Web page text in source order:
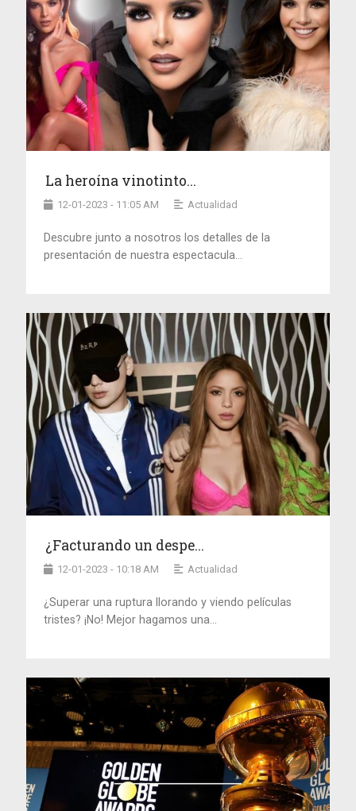
La heroína vinotinto...
12-01-2023 - 11:05 AM Actualidad
Descubre junto a nosotros los detalles de la
presentación de nuestra espectacula...
¿Facturando un despe...
12-01-2023 - 10:18 AM Actualidad
¿Superar una ruptura llorando y viendo películas
tristes? ¡No! Mejor hagamos una...